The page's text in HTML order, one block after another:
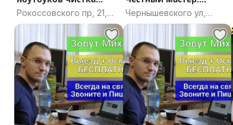
сборка пк
Рокоссовского пр, 21,
Минск
Ремонт пк и
ноутбуков. Выезд на
Чернышевского ул,
Минск